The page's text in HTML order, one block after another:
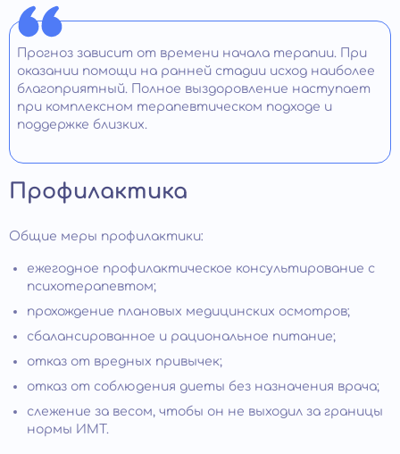
Прогноз зависит от времени начала терапии. При
оказании помощи на ранней стадии исход наиболее
благоприятный. Полное выздоровление наступает
при комплексном терапевтическом подходе и
поддержке близких.
Профилактика
Общие меры профилактики:
ежегодное профилактическое консультирование с
психотерапевтом;
прохождение плановых медицинских осмотров;
сбалансированное и рациональное питание;
отказ от вредных привычек;
отказ от соблюдения диеты без назначения врача;
слежение за весом, чтобы он не выходил за границы
нормы ИМТ.